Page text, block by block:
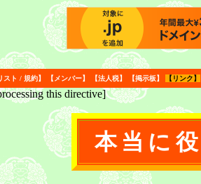
スト / 規約】 【 メンバー】 【法人税】 【掲示板】 【 リンク】
this directive]
本当に